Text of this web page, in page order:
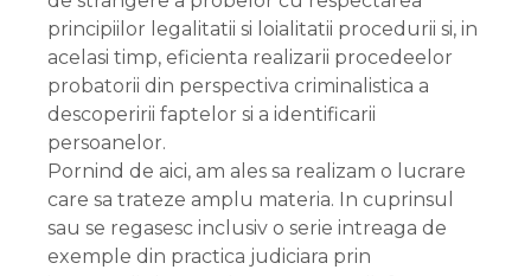
principiilor legalitatii si loialitatii procedurii si, in
acelasi timp, eficienta realizarii procedeelor
probatorii din perspectiva criminalistica a
descoperirii faptelor si a identificarii
persoanelor.
Pornind de aici, am ales sa realizam o lucrare
care sa trateze amplu materia. In cuprinsul
sau se regasesc inclusiv o serie intreaga de
exemple din practica judiciara prin